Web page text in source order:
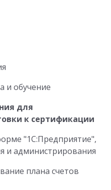
и обучение
для
к сертификации
"1С:Предприятие",
и администрирования
плана счетов